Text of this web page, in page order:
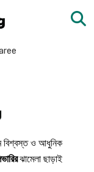
বিশ্বস্ত ও আধুনিক
ঝামেলা ছাড়াই